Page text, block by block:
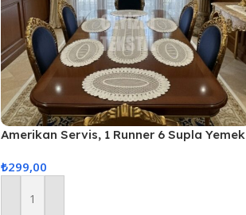
Amerikan Servis, 1 Runner 6 Supla Yemek
Sunum Seti
₺299,00
Sepete Ekle